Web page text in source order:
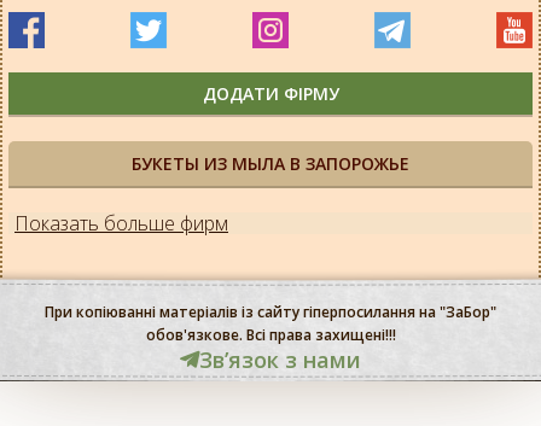
БУКЕТЫ ИЗ МЫЛА В ЗАПОРОЖЬЕ
Показать больше фирм
ДОДАТИ ФІРМУ
При копіюванні матеріалів із сайту гіперпосилання на "ЗаБор"
обов'язкове. Всі права захищені!!!
Звʼязок з нами